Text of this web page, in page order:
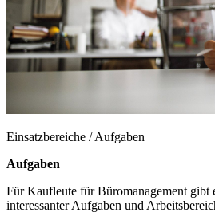
Einsatzbereiche / Aufgaben
Aufgaben
Für Kaufleute für Büromanagement gibt
interessanter Aufgaben und